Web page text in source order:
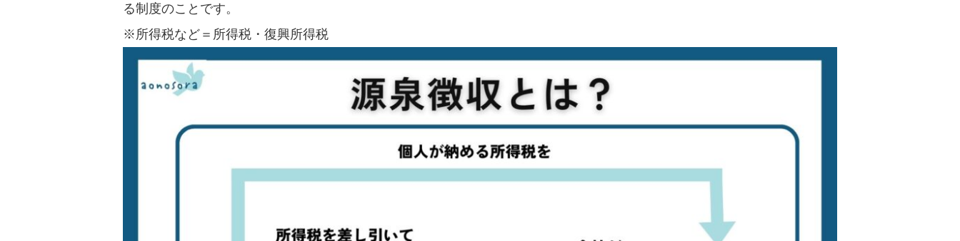
る制度のことです。
※所得税など＝所得税・復興所得税